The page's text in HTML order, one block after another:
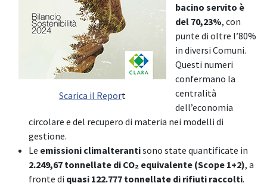
Scarica il Report
bacino servito è
del 70,23%, con
punte di oltre l’80%
in diversi Comuni.
Questi numeri
confermano la
centralità
dell’economia
circolare e del recupero di materia nei modelli di
gestione.
Le emissioni climalterantisono state quantificate in
2.249,67 tonnellate di CO₂ equivalente (Scope 1+2), a
fronte di quasi 122.777 tonnellate di rifiuti raccolti.